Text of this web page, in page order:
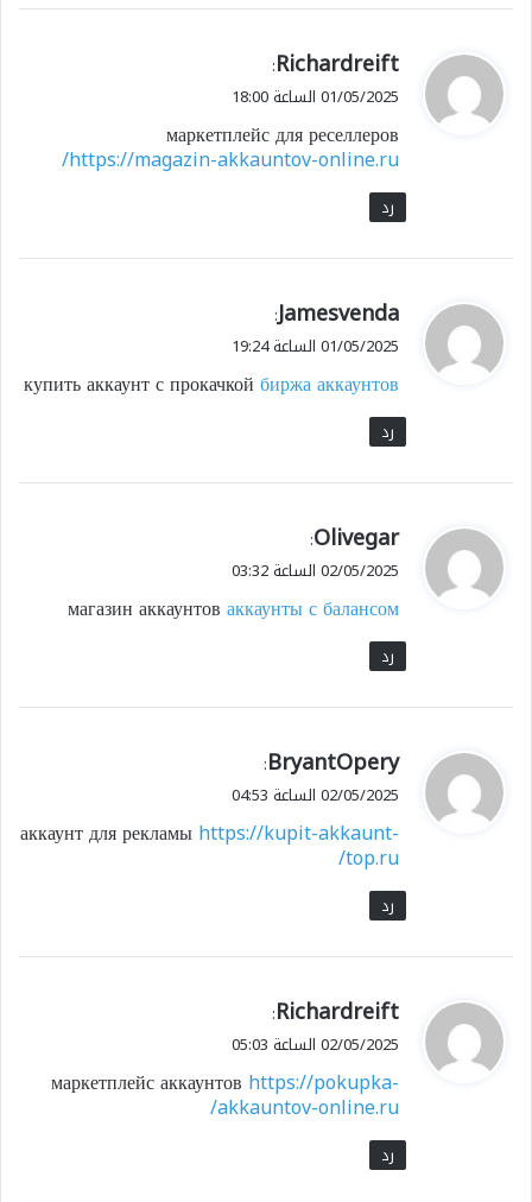
ي
ق
ل
Richardreift
:
01/05/2025 الساعة 18:00
маркетплейс для реселлеров
https://magazin-akkauntov-online.ru/
رد
ي
ق
ل
Jamesvenda
:
01/05/2025 الساعة 19:24
купить аккаунт с прокачкойбиржа аккаунтов
رد
ي
ق
ل
Olivegar
:
02/05/2025 الساعة 03:32
магазин аккаунтоваккаунты с балансом
رد
ي
ق
ل
BryantOpery
:
02/05/2025 الساعة 04:53
аккаунт для рекламыhttps://kupit-akkaunt-
top.ru/
رد
ي
ق
ل
Richardreift
:
02/05/2025 الساعة 05:03
маркетплейс аккаунтов https://pokupka-
akkauntov-online.ru/
رد